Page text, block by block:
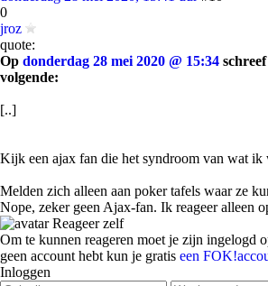
0
jroz
quote:
Op donderdag 28 mei 2020 @ 15:34 schreef
volgende:
[..]
Kijk een ajax fan die het syndroom van wat ik
Melden zich alleen aan poker tafels waar ze
Nope, zeker geen Ajax-fan. Ik reageer alleen
Reageer zelf
Om te kunnen reageren moet je zijn ingelogd
geen account hebt kun je gratis een
Inloggen